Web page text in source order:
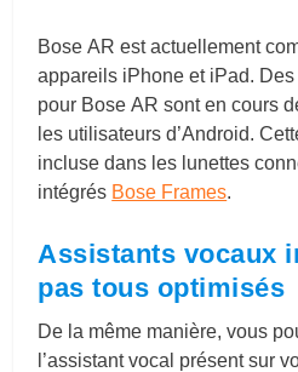
Bose AR est actuellement
appareils iPhone et iPad.
pour Bose AR sont en cours
les utilisateurs d’Android.
incluse dans les lunettes
intégrés Bose Frames.
Assistants vocaux
pas tous optimisés
De la même manière, vous
l’assistant vocal présent sur